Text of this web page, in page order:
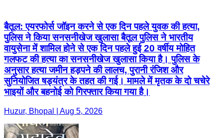
बैतूल: एयरफोर्स जॉइन करने से एक दिन पहले युवक की हत्या,
पुलिस ने किया सनसनीखेज खुलासा बैतूल पुलिस ने भारतीय
वायुसेना में शामिल होने से एक दिन पहले हुई 20 वर्षीय मोहित
गलफट की हत्या का सनसनीखेज खुलासा किया है। पुलिस के
अनुसार हत्या जमीन हड़पने की लालच, पुरानी रंजिश और
सुनियोजित षड्यंत्र के तहत की गई। मामले में मृतक के दो चचेरे
भाइयों और बहनोई को गिरफ्तार किया गया है।
Huzur, Bhopal | Aug 5, 2026